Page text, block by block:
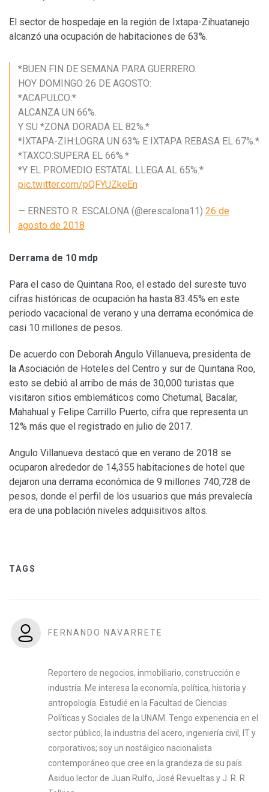
El sector de hospedaje en la región de Ixtapa-Zihuatanejo
alcanzó una ocupación de habitaciones de 63%.
*BUEN FIN DE SEMANA PARA GUERRERO.
HOY DOMINGO 26 DE AGOSTO:
*ACAPULCO:*
ALCANZA UN 66%.
Y SU *ZONA DORADA EL 82%.*
*IXTAPA-ZIH:LOGRA UN 63% E IXTAPA REBASA EL 67%.*
*TAXCO:SUPERA EL 66%.*
*Y EL PROMEDIO ESTATAL LLEGA AL 65%.*
pic.twitter.com/pQFYUZkeEn
— ERNESTO R. ESCALONA (@erescalona11) 26 de
agosto de 2018
Derrama de 10 mdp
Para el caso de Quintana Roo, el estado del sureste tuvo
cifras históricas de ocupación ha hasta 83.45% en este
periodo vacacional de verano y una derrama económica de
casi 10 millones de pesos.
De acuerdo con Deborah Angulo Villanueva, presidenta de
la Asociación de Hoteles del Centro y sur de Quintana Roo,
esto se debió al arribo de más de 30,000 turistas que
visitaron sitios emblemáticos como Chetumal, Bacalar,
Mahahual y Felipe Carrillo Puerto, cifra que representa un
12% más que el registrado en julio de 2017.
Angulo Villanueva destacó que en verano de 2018 se
ocuparon alrededor de 14,355 habitaciones de hotel que
dejaron una derrama económica de 9 millones 740,728 de
pesos, donde el perfil de los usuarios que más prevalecía
era de una población niveles adquisitivos altos.
TAGS
FERNANDO NAVARRETE
Reportero de negocios, inmobiliario, construcción e
industria. Me interesa la economía, política, historia y
antropología. Estudié en la Facultad de Ciencias
Políticas y Sociales de la UNAM. Tengo experiencia en el
sector público, la industria del acero, ingeniería civil, IT y
corporativos; soy un nostálgico nacionalista
contemporáneo que cree en la grandeza de su país.
Asiduo lector de Juan Rulfo, José Revueltas y J. R. R